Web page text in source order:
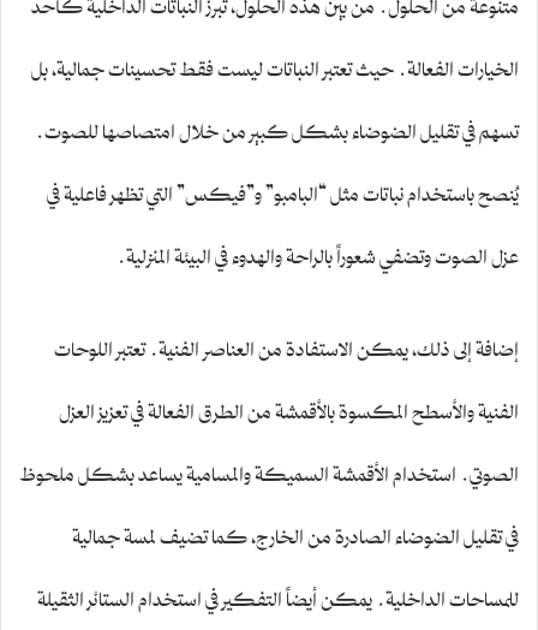
الخيارات الفعالة. حيث تعتبر النباتات ليست فقط تحسينات جمالية، بل
تسهم في تقليل الضوضاء بشكل كبير من خلال امتصاصها للصوت.
يُنصح باستخدام نباتات مثل “البامبو” و”فيكس” التي تظهر فاعلية في
عزل الصوت وتضفي شعوراً بالراحة والهدوء في البيئة المنزلية.
إضافة إلى ذلك، يمكن الاستفادة من العناصر الفنية. تعتبر اللوحات
الفنية والأسطح المكسوة بالأقمشة من الطرق الفعالة في تعزيز العزل
الصوتي. استخدام الأقمشة السميكة والمسامية يساعد بشكل ملحوظ
في تقليل الضوضاء الصادرة من الخارج، كما تضيف لمسة جمالية
للمساحات الداخلية. يمكن أيضاً التفكير في استخدام الستائر الثقيلة